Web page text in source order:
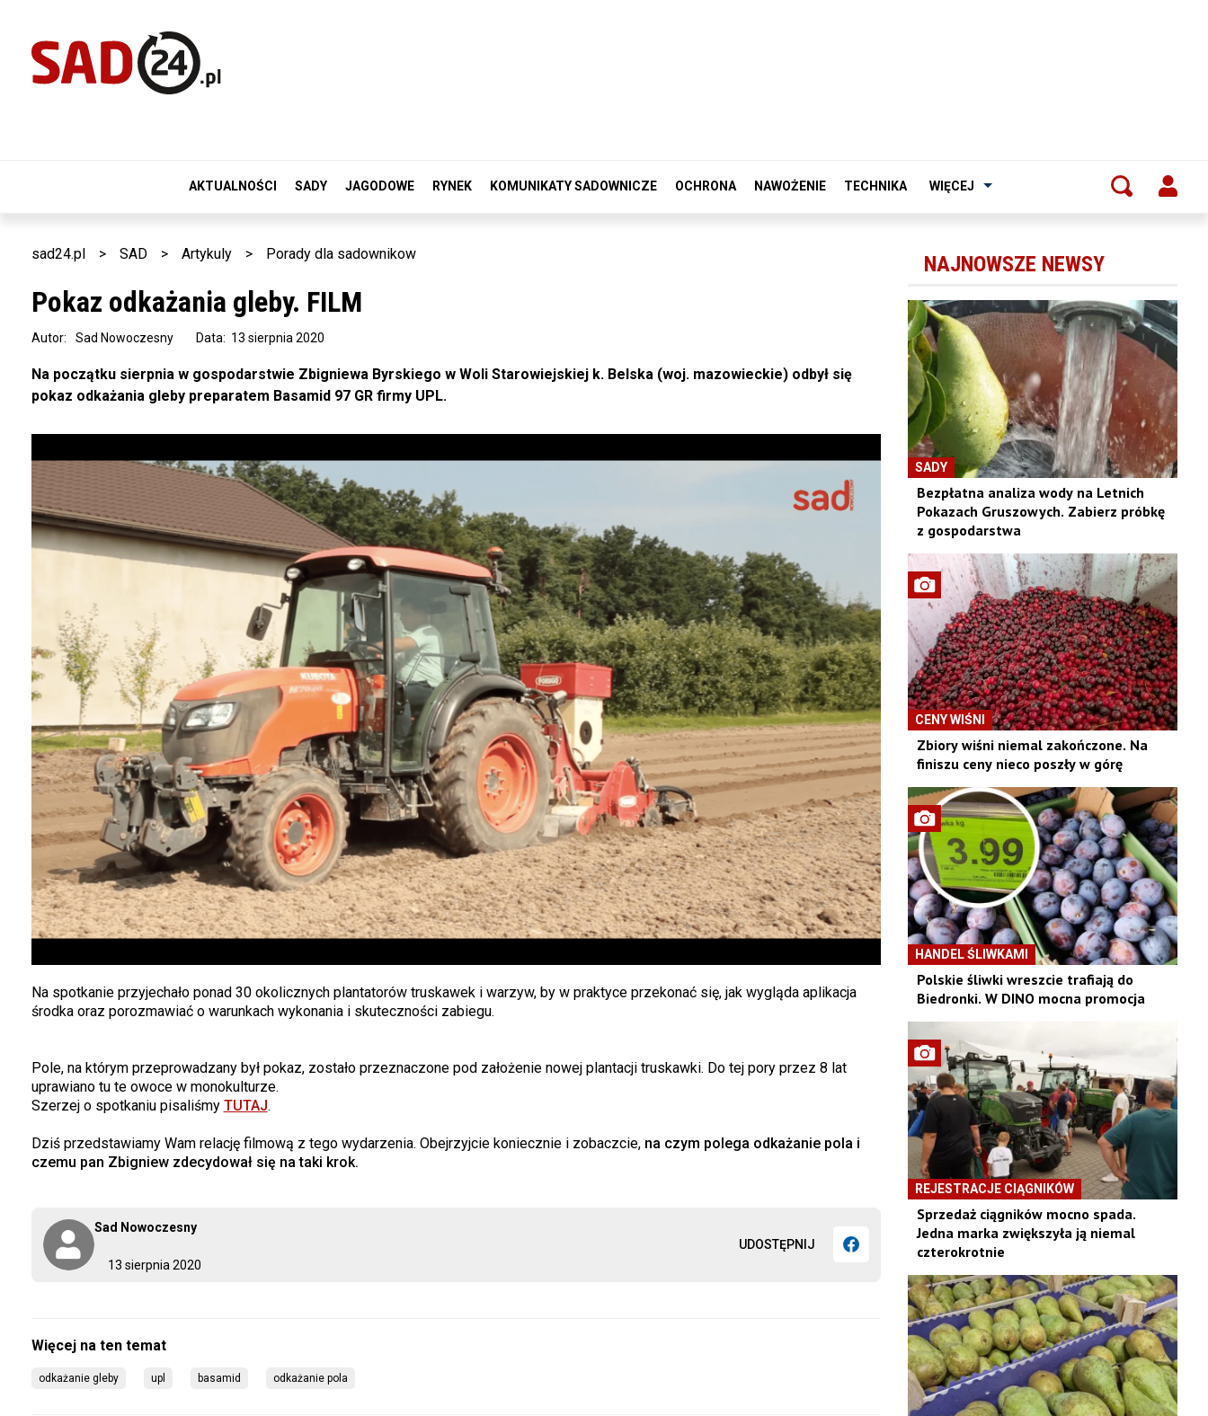
AKTUALNOŚCI SADY JAGODOWE RYNEK KOMUNIKATY SADOWNICZE OCHRONA NAWOŻENIE TECHNIKA WIĘCEJ
sad24.pl > SAD > Artykuly > Porady dla sadownikow
Pokaz odkażania gleby. FILM
Data: 13 sierpnia 2020
Autor: Sad Nowoczesny
13 sierpnia 2020
Sad Nowoczesny
UDOSTĘPNIJ
Na początku sierpnia w gospodarstwie Zbigniewa Byrskiego w Woli Starowiejskiej k. Belska (woj. mazowieckie) odbył się
pokaz odkażania gleby preparatem Basamid 97 GR firmy UPL.
Na spotkanie przyjechało ponad 30 okolicznych plantatorów truskawek i warzyw, by w praktyce przekonać się, jak wygląda aplikacja
środka oraz porozmawiać o warunkach wykonania i skuteczności zabiegu.
Pole, na którym przeprowadzany był pokaz, zostało przeznaczone pod założenie nowej plantacji truskawki. Do tej pory przez 8 lat
uprawiano tu te owoce w monokulturze.
Szerzej o spotkaniu pisaliśmy TUTAJ.
Dziś przedstawiamy Wam relację filmową z tego wydarzenia. Obejrzyjcie koniecznie i zobaczcie, na czym polega odkażanie pola i
czemu pan Zbigniew zdecydował się na taki krok.
odkażanie gleby upl basamid odkażanie pola
NAJNOWSZE NEWSY
SADY
Bezpłatna analiza wody na Letnich
Pokazach Gruszowych. Zabierz próbkę
z gospodarstwa
CENY WIŚNI
Zbiory wiśni niemal zakończone. Na
finiszu ceny nieco poszły w górę
HANDEL ŚLIWKAMI
Polskie śliwki wreszcie trafiają do
Biedronki. W DINO mocna promocja
REJESTRACJE CIĄGNIKÓW
Sprzedaż ciągników mocno spada.
Jedna marka zwiększyła ją niemal
czterokrotnie